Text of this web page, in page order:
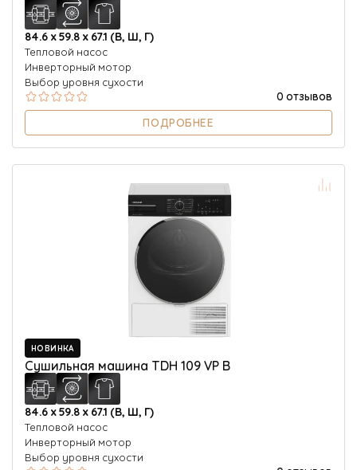
84.6 х 59.8 х 67.1 (В, Ш, Г)
Тепловой насос
Инверторный мотор
Выбор уровня сухости
0 отзывов
ПОДРОБНЕЕ
НОВИНКА
Сушильная машина TDH 109 VP B
84.6 х 59.8 х 67.1 (В, Ш, Г)
Тепловой насос
Инверторный мотор
Выбор уровня сухости